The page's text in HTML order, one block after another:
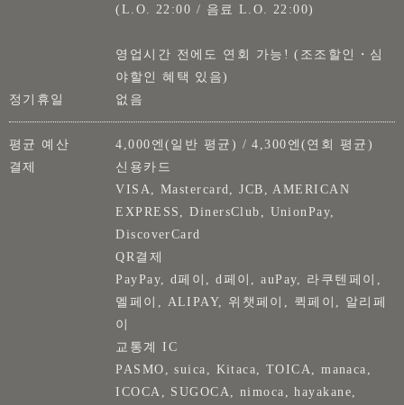
(L.O. 22:00 / 음료 L.O. 22:00)
영업시간 전에도 연회 가능! (조조할인・심
야할인 혜택 있음)
정기휴일
없음
평균 예산
4,000엔(일반 평균) / 4,300엔(연회 평균)
결제
신용카드
VISA, Mastercard, JCB, AMERICAN
EXPRESS, DinersClub, UnionPay,
DiscoverCard
QR결제
PayPay, d페이, d페이, auPay, 라쿠텐페이,
멜페이, ALIPAY, 위챗페이, 퀵페이, 알리페
이
교통계 IC
PASMO, suica, Kitaca, TOICA, manaca,
ICOCA, SUGOCA, nimoca, hayakane,